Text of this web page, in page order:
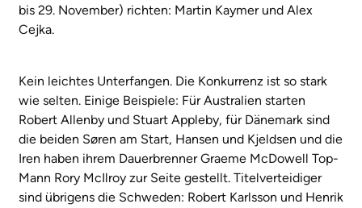
bis 29. November) richten: Martin Kaymer und Alex
Cejka.
Kein leichtes Unterfangen. Die Konkurrenz ist so stark
wie selten. Einige Beispiele: Für Australien starten
Robert Allenby und Stuart Appleby, für Dänemark sind
die beiden Søren am Start, Hansen und Kjeldsen und die
Iren haben ihrem Dauerbrenner Graeme McDowell Top-
Mann Rory McIlroy zur Seite gestellt. Titelverteidiger
sind übrigens die Schweden: Robert Karlsson und Henrik